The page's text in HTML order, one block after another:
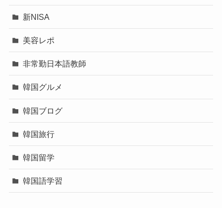
新NISA
美容レポ
非常勤日本語教師
韓国グルメ
韓国ブログ
韓国旅行
韓国留学
韓国語学習